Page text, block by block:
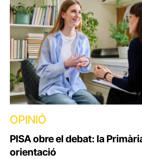
OPINIÓ
PISA obre el debat: la
orientació